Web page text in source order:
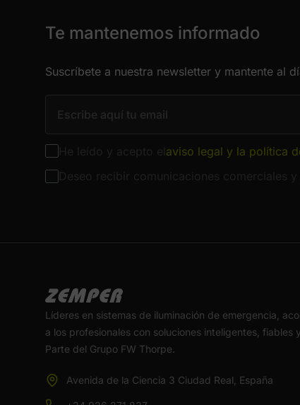
Te mantenemos informado
Suscríbete a nuestra newsletter y mantente al
aviso legal y la política
Líderes en sistemas de iluminación de emergencia,
a los profesionales con soluciones inteligentes, fiables
Parte del Grupo FW Thorpe.
Avenida de la Ciencia 3 Ciudad Real, España